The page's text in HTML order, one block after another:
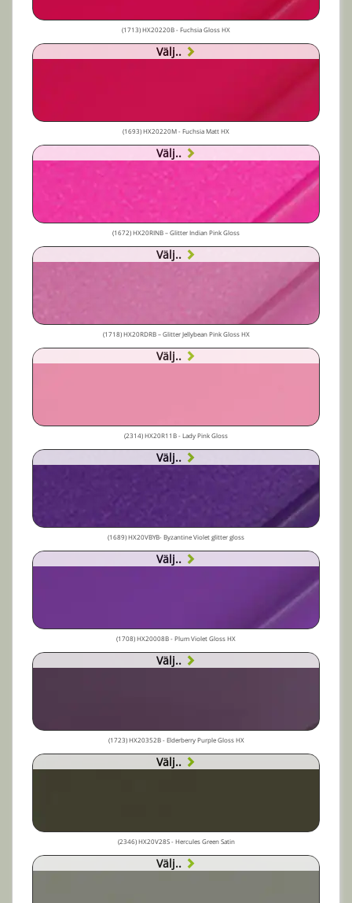
(1713) HX20220B - Fuchsia Gloss HX
Välj..
(1693) HX20220M - Fuchsia Matt HX
Välj..
(1672) HX20RINB – Glitter Indian Pink Gloss
Välj..
(1718) HX20RDRB – Glitter Jellybean Pink Gloss HX
Välj..
(2314) HX20R11B - Lady Pink Gloss
Välj..
(1689) HX20VBYB- Byzantine Violet glitter gloss
Välj..
(1708) HX20008B - Plum Violet Gloss HX
Välj..
(1723) HX20352B - Elderberry Purple Gloss HX
Välj..
(2346) HX20V28S - Hercules Green Satin
Välj..